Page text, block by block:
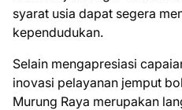
syarat usia dapat segera
kependudukan.
Selain mengapresiasi
inovasi pelayanan jemput
Murung Raya merupakan